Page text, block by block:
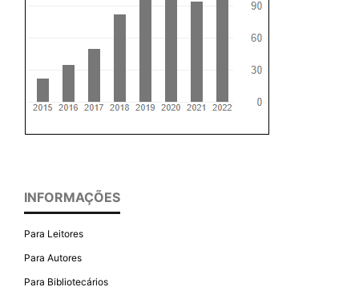
INFORMAÇÕES
Para Leitores
Para Autores
Para Bibliotecários